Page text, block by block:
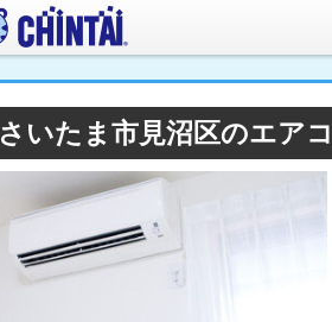
さいたま市見沼区のエア